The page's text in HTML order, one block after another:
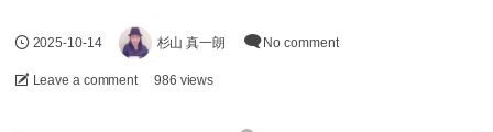
2025-10-14 杉山 真一朗 No comment
Leave a comment 986 views